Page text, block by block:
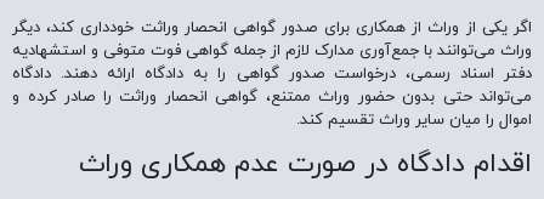
اگر یکی از وراث از همکاری برای صدور گواهی انحصار وراثت خودداری کند، دیگر
وراث می‌توانند با جمع‌آوری مدارک لازم از جمله گواهی فوت متوفی و استشهادیه
دفتر اسناد رسمی، درخواست صدور گواهی را به دادگاه ارائه دهند. دادگاه
می‌تواند حتی بدون حضور وراث ممتنع، گواهی انحصار وراثت را صادر کرده و
اموال را میان سایر وراث تقسیم کند.
اقدام دادگاه در صورت عدم همکاری وراث